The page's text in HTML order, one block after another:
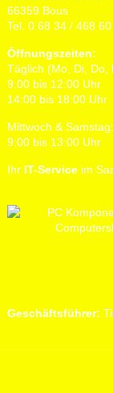
66359 Bous
Tel. 0 68 34 / 468
Öffnungszeiten:
Täglich (Mo, Di, Do,
9:00 bis 12:00 Uhr
14:00 bis 18:00 Uhr
Mittwoch & Samstag:
9:00 bis 13:00 Uhr
Ihr IT-Serviceim
Geschäftsführer: